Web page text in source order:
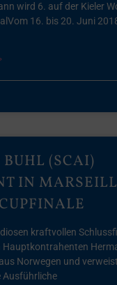
wird 6. auf der Kieler
16. bis 20. Juni
(SCAI)
IN
kraftvollen
Hauptkontrahenten
Norwegen und
Ausführliche